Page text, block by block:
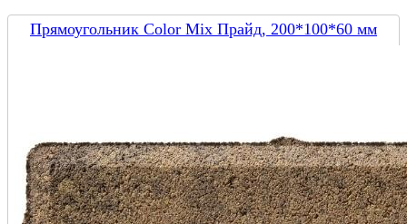
Прямоугольник Color Mix Прайд, 200*100*60 мм